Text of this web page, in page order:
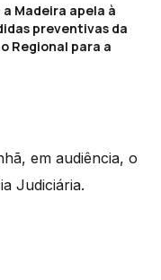
Madeira apela à
preventivas da
Regional para a
em audiência, o
Judiciária.